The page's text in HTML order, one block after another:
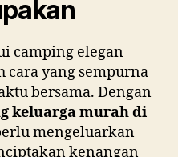
camping elegan
cara yang sempurna
bersama. Dengan
keluarga murah di
mengeluarkan
kenangan